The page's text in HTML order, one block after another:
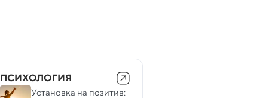
ПСИХОЛОГИЯ
Установка на позитив: